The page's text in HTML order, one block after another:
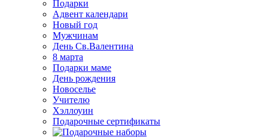
Подарки
Адвент календари
Новый год
Мужчинам
День Св.Валентина
8 марта
Подарки маме
День рождения
Новоселье
Учителю
Хэллоуин
Подарочные сертификаты